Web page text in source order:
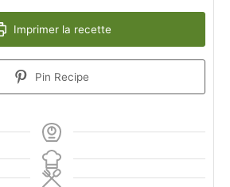
Imprimer la recette
Pin Recipe